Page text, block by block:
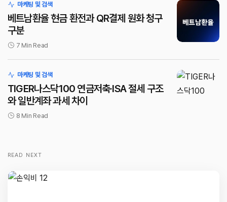
마케팅 및 검색
베트남환율 현금 환전과 QR결제 원화 청구
구분
7 Min Read
마케팅 및 검색
TIGER나스닥100 연금저축·ISA 절세 구조
와 일반계좌 과세 차이
8 Min Read
READ NEXT